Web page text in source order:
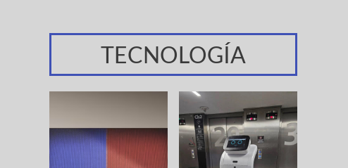
TECNOLOGÍA